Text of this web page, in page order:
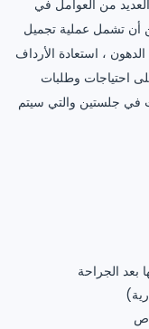
من العوامل في
أن تشمل عملية تجميل
، استعادة الأرداف
احتياجات وطلبات
في جلستين والتي سيتم
بعد الجراحة